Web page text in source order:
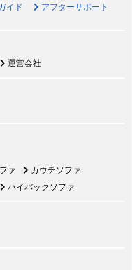
イド
アフターサポート
運営会社
ァ
カウチソファ
ハイバックソファ